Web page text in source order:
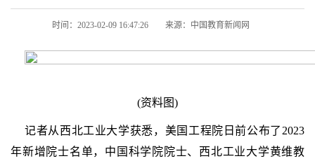
时间：2023-02-09 16:47:26 来源：中国教育新闻网
(资料图)
记者从西北工业大学获悉，美国工程院日前公布了2023
年新增院士名单，中国科学院院士、西北工业大学黄维教